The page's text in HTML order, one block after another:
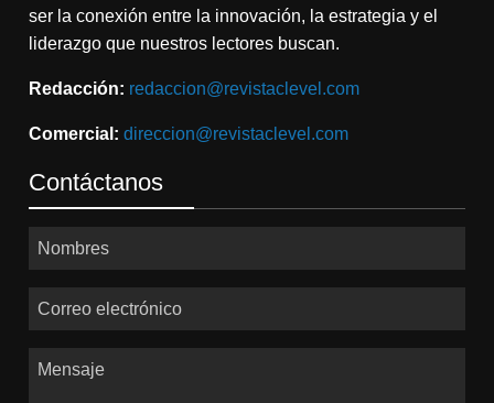
ser la conexión entre la innovación, la estrategia y el
liderazgo que nuestros lectores buscan.
Redacción: redaccion@revistaclevel.com
Comercial: direccion@revistaclevel.com
Contáctanos
Nombres
Correo electrónico
Mensaje